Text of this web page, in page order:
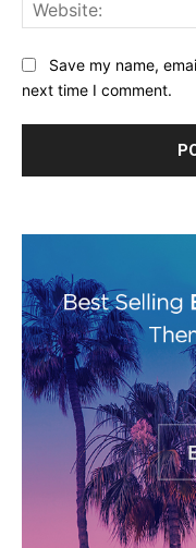
Save my name,
next time I comment.